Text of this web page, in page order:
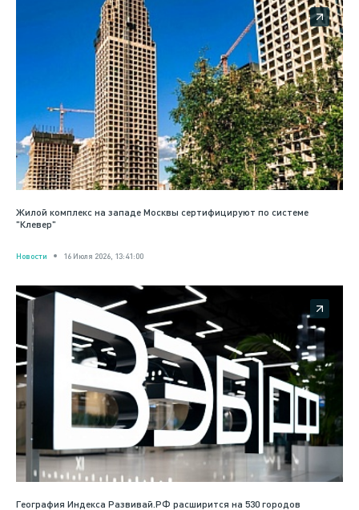
Жилой комплекс на западе Москвы сертифицируют по системе
"Клевер"
Новости 16 Июля 2026, 13:41:00
География Индекса Развивай.РФ расширится на 530 городов